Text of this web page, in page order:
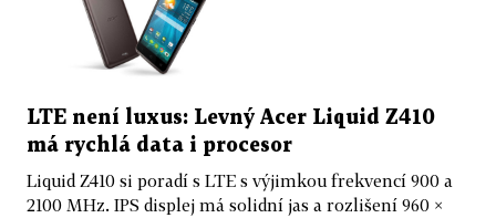
LTE není luxus: Levný Acer Liquid Z410
má rychlá data i procesor
Liquid Z410 si poradí s LTE s výjimkou frekvencí 900 a
2100 MHz. IPS displej má solidní jas a rozlišení 960 ×